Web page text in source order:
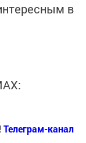
в
Телеграм-канал